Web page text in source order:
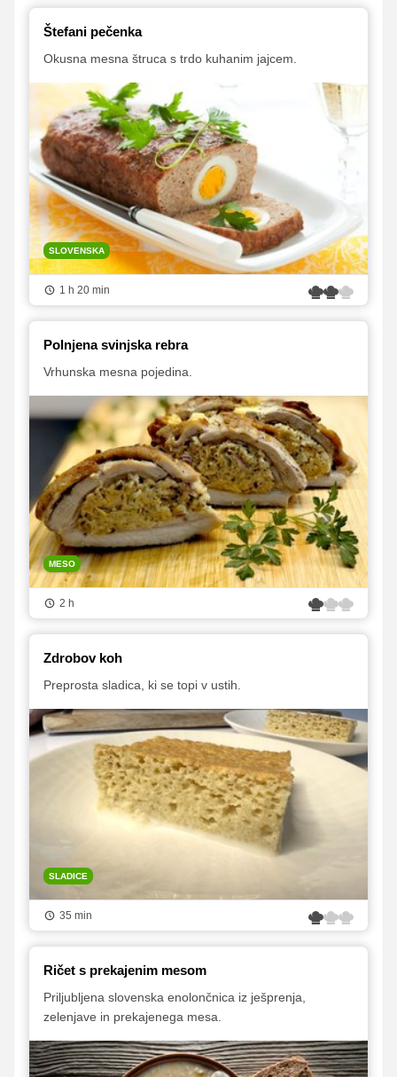
Štefani pečenka
Okusna mesna štruca s trdo kuhanim jajcem.
SLOVENSKA
1 h 20 min
Polnjena svinjska rebra
Vrhunska mesna pojedina.
MESO
2 h
Zdrobov koh
Preprosta sladica, ki se topi v ustih.
SLADICE
35 min
Ričet s prekajenim mesom
Priljubljena slovenska enolončnica iz ješprenja,
zelenjave in prekajenega mesa.